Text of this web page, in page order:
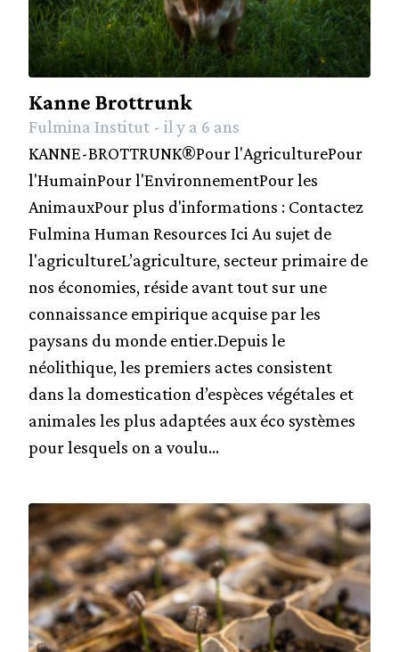
Kanne Brottrunk
Fulmina Institut - il y a 6 ans
KANNE-BROTTRUNK®Pour l'AgriculturePour
l'HumainPour l'EnvironnementPour les
AnimauxPour plus d'informations : Contactez
Fulmina Human Resources Ici Au sujet de
l'agricultureL’agriculture, secteur primaire de
nos économies, réside avant tout sur une
connaissance empirique acquise par les
paysans du monde entier.Depuis le
néolithique, les premiers actes consistent
dans la domestication d’espèces végétales et
animales les plus adaptées aux éco systèmes
pour lesquels on a voulu...